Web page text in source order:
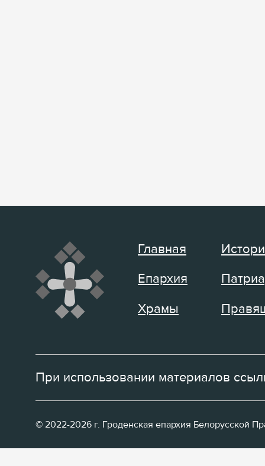
Главная
Епархия
Храмы
При использовании материалов
© 2022-2026 г. Гроденская епархия Белорусской